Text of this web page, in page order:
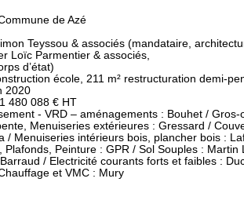
Teyssou & associés (mandataire,
Loïc Parmentier & associés,
- VRD – aménagements : Bouhet /
Menuiseries extérieures : Gressard /
/ Menuiseries intérieurs bois, plancher bois :
Plafonds, Peinture : GPR / Sol Souples : Martin
/ Electricité courants forts et faibles :
et VMC : Mury